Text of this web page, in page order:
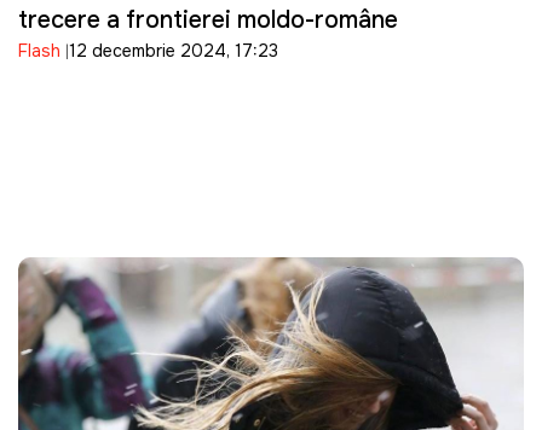
trecere a frontierei moldo-române
Flash 12 decembrie 2024, 17:23